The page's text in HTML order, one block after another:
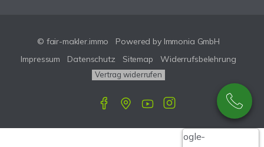
© fair-makler.immo
Powered by Immonia GmbH
Impressum
Datenschutz Sitemap Widerrufsbelehrung
Vertrag widerrufen
Google-